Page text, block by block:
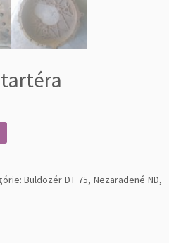
Buldozér DT 75,Nezaradené ND,